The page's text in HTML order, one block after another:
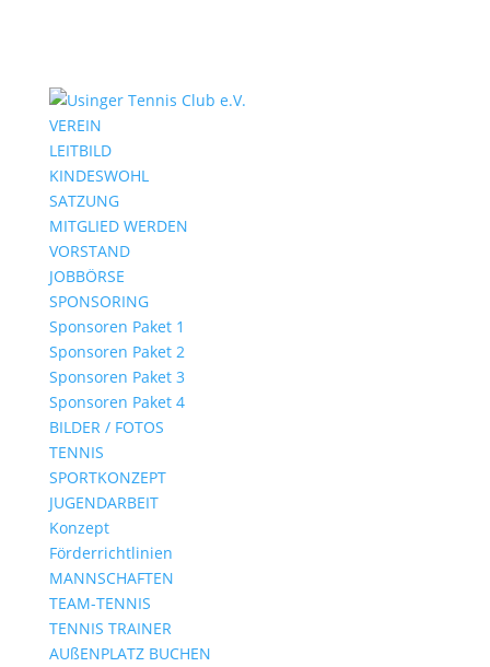
VEREIN
LEITBILD
KINDESWOHL
SATZUNG
MITGLIED WERDEN
VORSTAND
JOBBÖRSE
SPONSORING
Sponsoren Paket 1
Sponsoren Paket 2
Sponsoren Paket 3
Sponsoren Paket 4
BILDER / FOTOS
TENNIS
SPORTKONZEPT
JUGENDARBEIT
Konzept
Förderrichtlinien
MANNSCHAFTEN
TEAM-TENNIS
TENNIS TRAINER
AUßENPLATZ BUCHEN